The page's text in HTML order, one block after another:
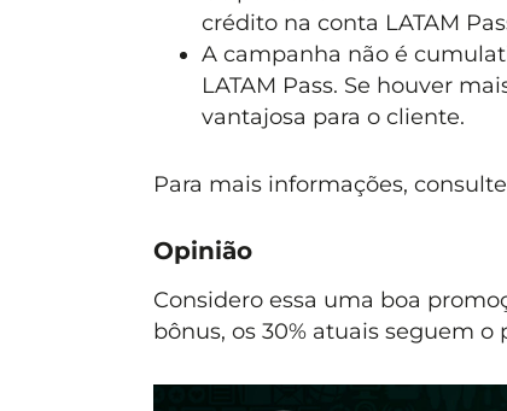
crédito na conta LATAM
A campanha não é
LATAM Pass. Se houver
vantajosa para o cliente.
Para mais informações,
Opinião
Considero essa uma boa
bônus, os 30% atuais seguem